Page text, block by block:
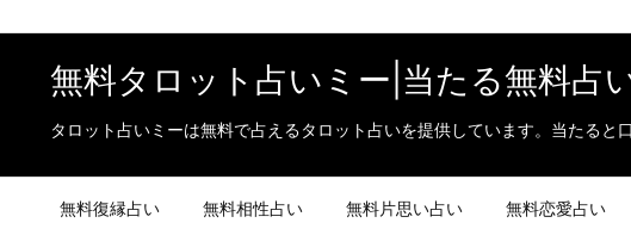
無料タロット占いミー|当たる無料占
タロット占いミーは無料で占えるタロット占いを提供しています。当たると
無料復縁占い 無料相性占い 無料片思い占い 無料恋愛占い